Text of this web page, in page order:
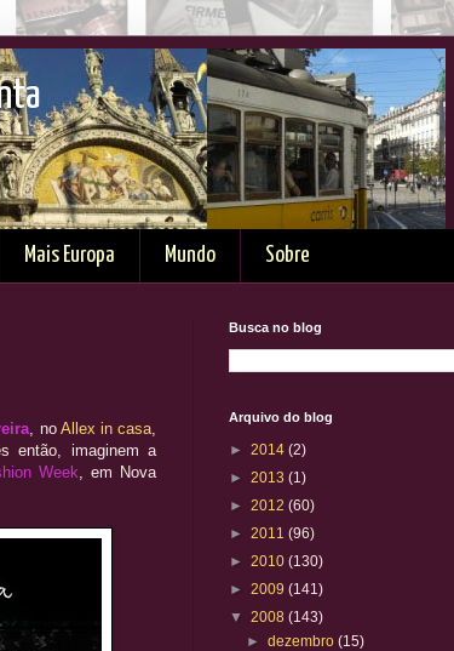
Mais Europa Mundo Sobre
, no Allex in casa
então, imaginem a
Week , em Nova
Busca no blog
Arquivo do blog
► 2014 (2)
► 2013 (1)
► 2012 (60)
► 2011 (96)
► 2010 (130)
► 2009 (141)
▼ 2008 (143)
►dezembro(15)